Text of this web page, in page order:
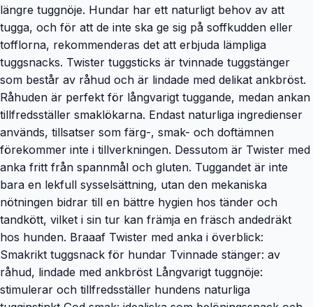
längre tuggnöje. Hundar har ett naturligt behov av att
tugga, och för att de inte ska ge sig på soffkudden eller
tofflorna, rekommenderas det att erbjuda lämpliga
tuggsnacks. Twister tuggsticks är tvinnade tuggstänger
som består av råhud och är lindade med delikat ankbröst.
Råhuden är perfekt för långvarigt tuggande, medan ankan
tillfredsställer smaklökarna. Endast naturliga ingredienser
används, tillsatser som färg-, smak- och doftämnen
förekommer inte i tillverkningen. Dessutom är Twister med
anka fritt från spannmål och gluten. Tuggandet är inte
bara en lekfull sysselsättning, utan den mekaniska
nötningen bidrar till en bättre hygien hos tänder och
tandkött, vilket i sin tur kan främja en fräsch andedräkt
hos hunden. Braaaf Twister med anka i överblick:
Smakrikt tuggsnack för hundar Tvinnade stänger: av
råhud, lindade med ankbröst Långvarigt tuggnöje:
stimulerar och tillfredsställer hundens naturliga